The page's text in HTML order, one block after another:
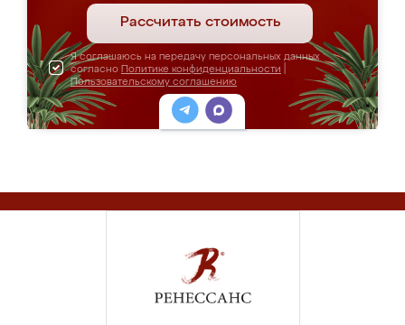
Рассчитать стоимость
Я соглашаюсь на передачу персональных данных
согласно Политике конфиденциальности
Пользовательскому соглашению